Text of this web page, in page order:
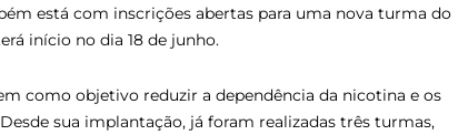
está com inscrições abertas para uma nova turma do
início no dia 18 de junho.
como objetivo reduzir a dependência da nicotina e os
sua implantação, já foram realizadas três turmas,